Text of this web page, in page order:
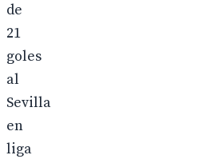
de
21
goles
al
Sevilla
en
liga